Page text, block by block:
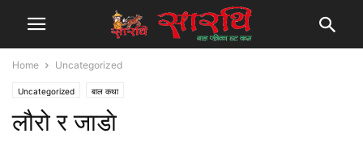
Home Uncategorized
Uncategorized बाल कथा
लौरो र जाडाे